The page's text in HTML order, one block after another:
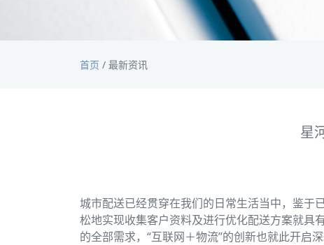
首页 / 最新资讯
星
城市配送已经贯穿在我们的日常生活当中，鉴于
松地实现收集客户资料及进行优化配送方案就具
的全部需求，“互联网＋物流”的创新也就此开启深